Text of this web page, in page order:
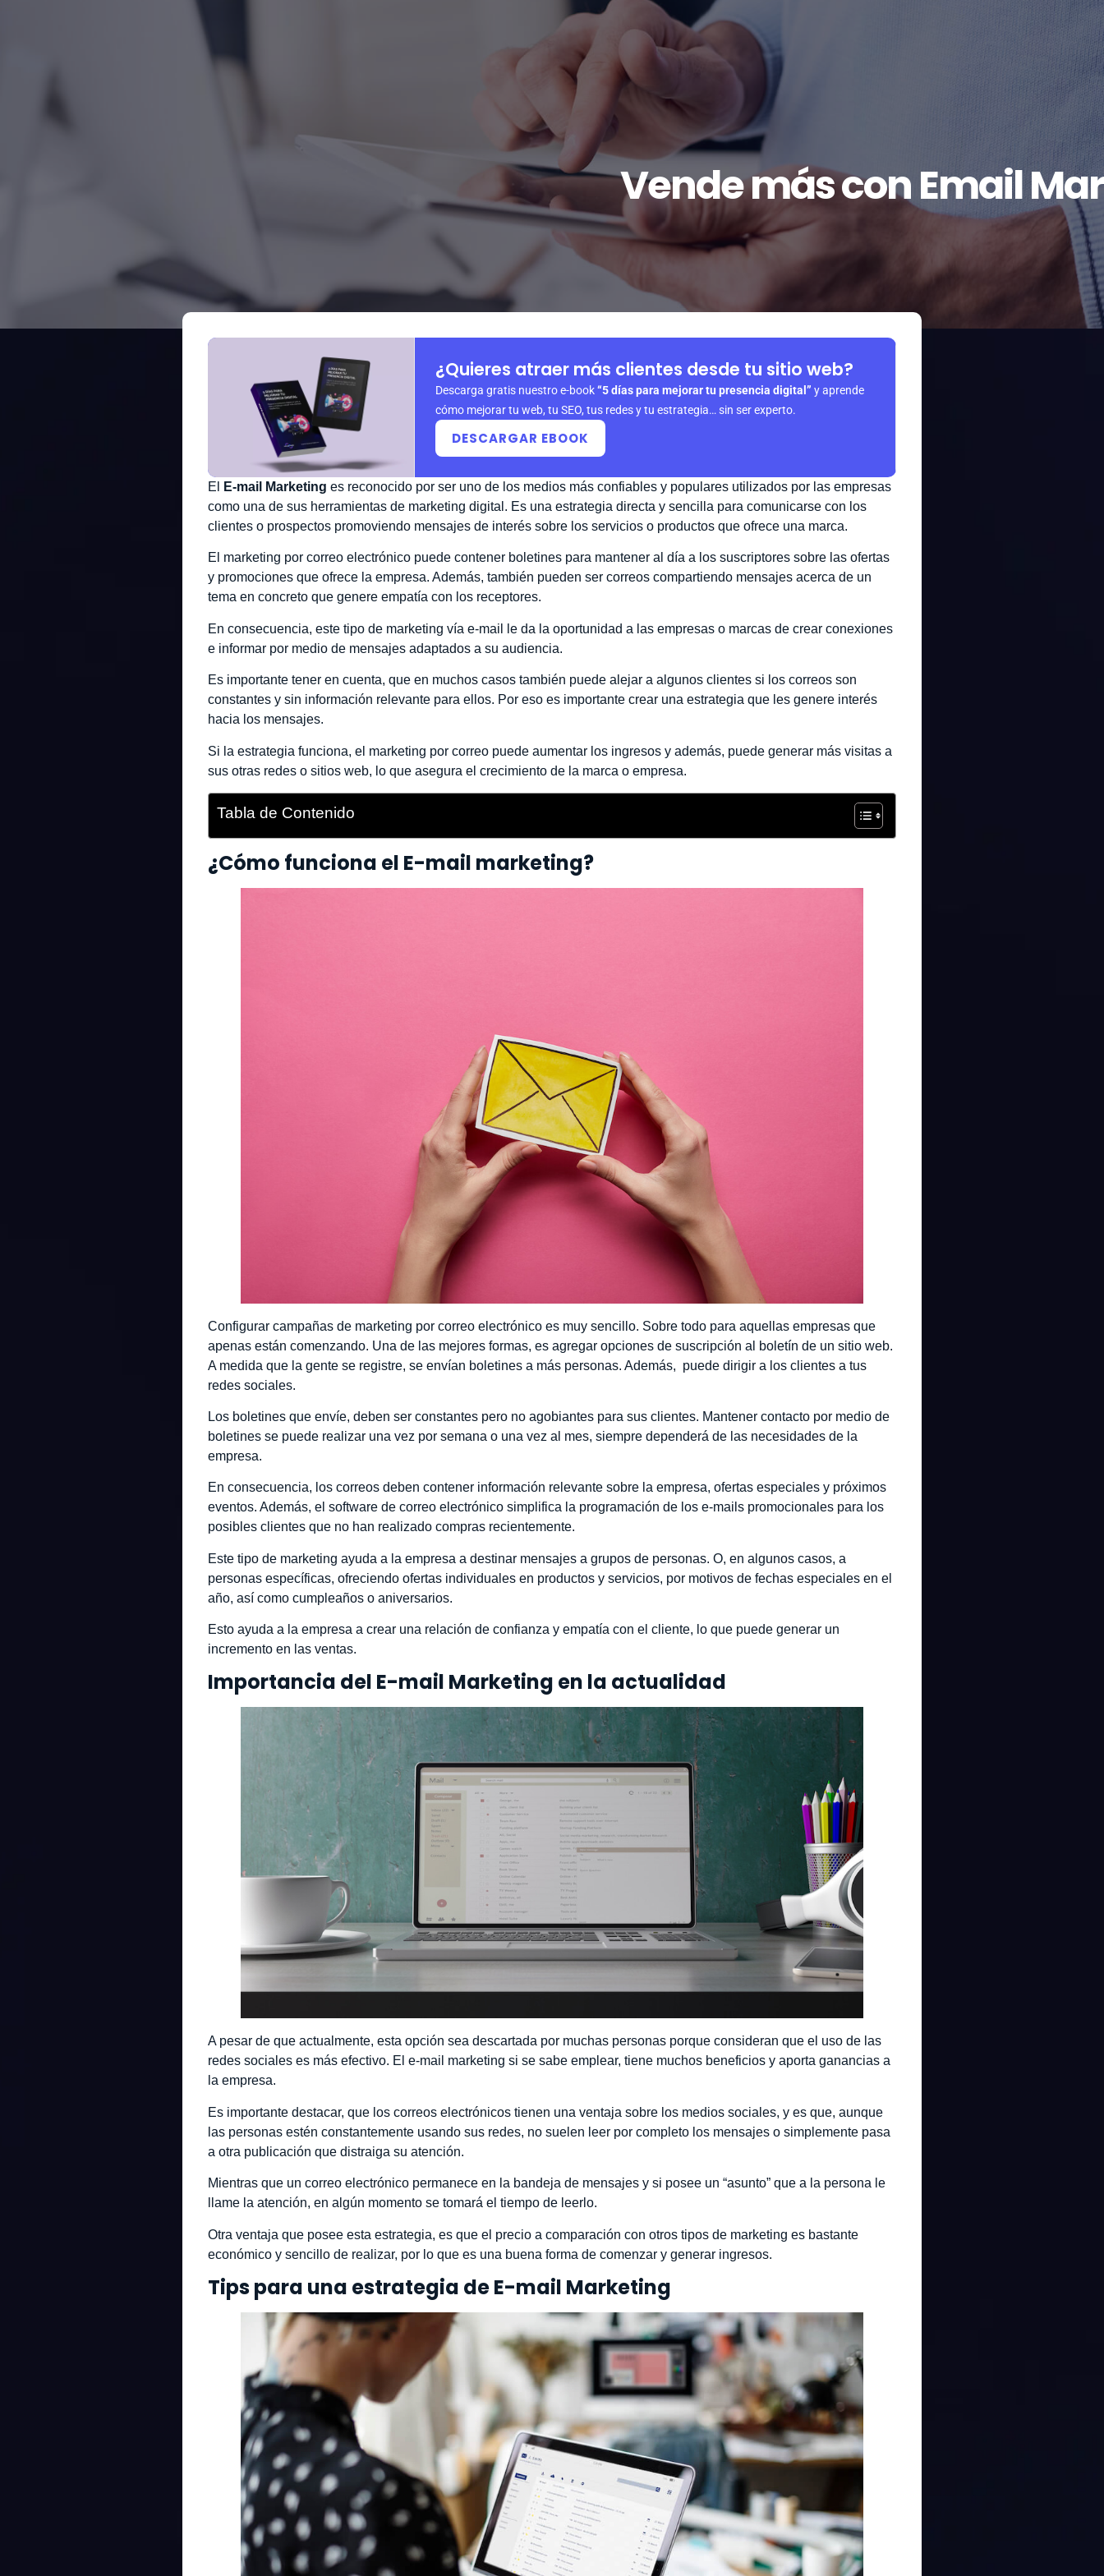
Vende más con Email
¿Quieres atraer más clientes desde tu sitio web?
Descarga gratis nuestro e-book“5 días para mejorar tu presencia digital” y aprende
cómo mejorar tu web, tu SEO, tus redes y tu estrategia… sin ser experto.
DESCARGAR EBOOK
El E-mail Marketing es reconocido por ser uno de los medios más confiables y populares utilizados por las empresas
como una de sus herramientas de marketing digital. Es una estrategia directa y sencilla para comunicarse con los
clientes o prospectos promoviendo mensajes de interés sobre los servicios o productos que ofrece una marca.
El marketing por correo electrónico puede contener boletines para mantener al día a los suscriptores sobre las ofertas
y promociones que ofrece la empresa. Además, también pueden ser correos compartiendo mensajes acerca de un
tema en concreto que genere empatía con los receptores.
En consecuencia, este tipo de marketing vía e-mail le da la oportunidad a las empresas o marcas de crear conexiones
e informar por medio de mensajes adaptados a su audiencia.
Es importante tener en cuenta, que en muchos casos también puede alejar a algunos clientes si los correos son
constantes y sin información relevante para ellos. Por eso es importante crear una estrategia que les genere interés
hacia los mensajes.
Si la estrategia funciona, el marketing por correo puede aumentar los ingresos y además, puede generar más visitas a
sus otras redes o sitios web, lo que asegura el crecimiento de la marca o empresa.
Tabla de Contenido
¿Cómo funciona el E-mail marketing?
Configurar campañas de marketing por correo electrónico es muy sencillo. Sobre todo para aquellas empresas que
apenas están comenzando. Una de las mejores formas, es agregar opciones de suscripción al boletín de un sitio web.
A medida que la gente se registre, se envían boletines a más personas. Además, puede dirigir a los clientes a tus
redes sociales.
Los boletines que envíe, deben ser constantes pero no agobiantes para sus clientes. Mantener contacto por medio de
boletines se puede realizar una vez por semana o una vez al mes, siempre dependerá de las necesidades de la
empresa.
En consecuencia, los correos deben contener información relevante sobre la empresa, ofertas especiales y próximos
eventos. Además, el software de correo electrónico simplifica la programación de los e-mails promocionales para los
posibles clientes que no han realizado compras recientemente.
Este tipo de marketing ayuda a la empresa a destinar mensajes a grupos de personas. O, en algunos casos, a
personas específicas, ofreciendo ofertas individuales en productos y servicios, por motivos de fechas especiales en el
año, así como cumpleaños o aniversarios.
Esto ayuda a la empresa a crear una relación de confianza y empatía con el cliente, lo que puede generar un
incremento en las ventas.
Importancia del E-mail Marketing en la actualidad
A pesar de que actualmente, esta opción sea descartada por muchas personas porque consideran que el uso de las
redes sociales es más efectivo. El e-mail marketing si se sabe emplear, tiene muchos beneficios y aporta ganancias a
la empresa.
Es importante destacar, que los correos electrónicos tienen una ventaja sobre los medios sociales, y es que, aunque
las personas estén constantemente usando sus redes, no suelen leer por completo los mensajes o simplemente pasa
a otra publicación que distraiga su atención.
Mientras que un correo electrónico permanece en la bandeja de mensajes y si posee un “asunto” que a la persona le
llame la atención, en algún momento se tomará el tiempo de leerlo.
Otra ventaja que posee esta estrategia, es que el precio a comparación con otros tipos de marketing es bastante
económico y sencillo de realizar, por lo que es una buena forma de comenzar y generar ingresos.
Tips para una estrategia de E-mail Marketing